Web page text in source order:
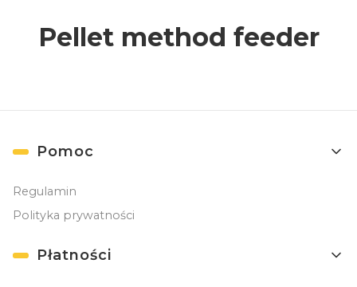
Pellet method feeder
Linki w stopce
Pomoc
Regulamin
Polityka prywatności
Płatności